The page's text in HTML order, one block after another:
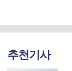
추천기사